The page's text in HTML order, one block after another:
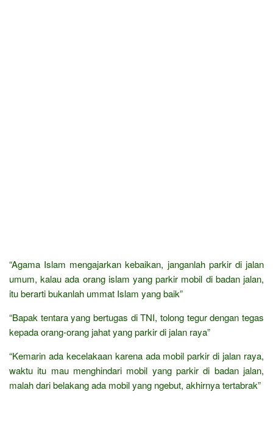
“Agama Islam mengajarkan kebaikan, janganlah parkir di jalan
umum, kalau ada orang islam yang parkir mobil di badan jalan,
itu berarti bukanlah ummat Islam yang baik”
“Bapak tentara yang bertugas di TNI, tolong tegur dengan tegas
kepada orang-orang jahat yang parkir di jalan raya”
“Kemarin ada kecelakaan karena ada mobil parkir di jalan raya,
waktu itu mau menghindari mobil yang parkir di badan jalan,
malah dari belakang ada mobil yang ngebut, akhirnya tertabrak”